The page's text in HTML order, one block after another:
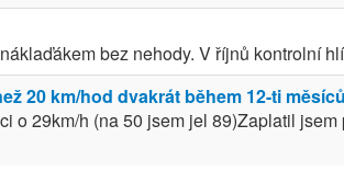
bez nehody. V říjnů kontrolní
20 km/hod dvakrát během 12-ti
o 29km/h (na 50 jsem jel 89)Zaplatil